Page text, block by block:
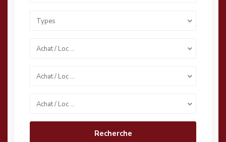
Types
Achat / Loc …
Achat / Loc …
Achat / Loc …
Recherche